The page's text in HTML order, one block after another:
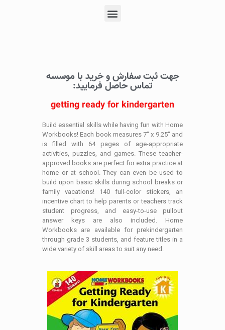
جهت ثبت سفارش و خرید با موسسه
تماس حاصل فرمایید:
getting ready for kindergarten
Build essential skills while having fun with Home
Workbooks! Each book measures 7″ x 9.25″ and
is filled with 64 pages of age-appropriate
activities, puzzles, and games. These teacher-
approved books are perfect for extra practice at
home or at school. They can even be used to
build upon basic skills during school breaks or
family vacations! 140 full-color stickers, an
incentive chart to help parents or teachers track
student progress, and easy-to-use pullout
answer keys are also included. Home
Workbooks are available for prekindergarten
through grade 3 students, and feature titles in a
wide variety of skill areas to suit any need.